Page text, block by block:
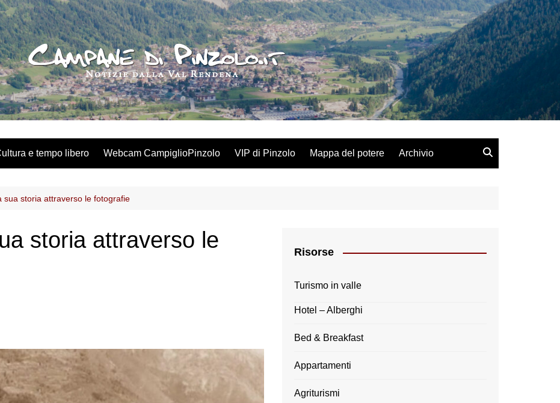
e tempo libero Webcam CampiglioPinzolo VIP di Pinzolo Mappa del potere Archivio
sua storia attraverso le fotografie
storia attraverso le
Risorse
Turismo in valle
Hotel – Alberghi
Bed & Breakfast
Appartamenti
Agriturismi